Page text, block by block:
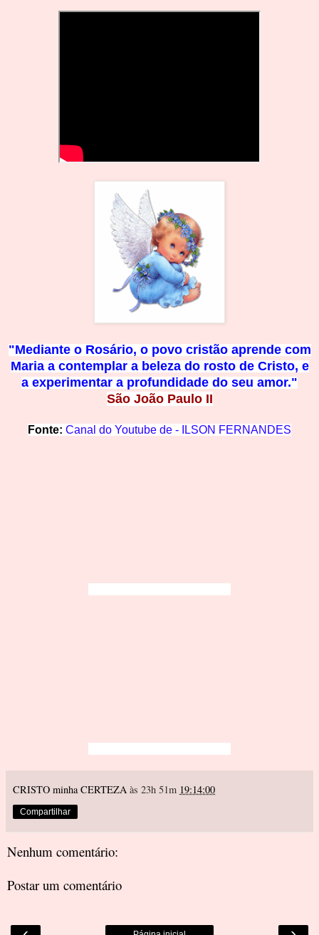
"Mediante o Rosário, o povo cristão aprende com
Maria a contemplar a beleza do rosto de Cristo, e
a experimentar a profundidade do seu amor."
São João Paulo II
Fonte: Canal do Youtube de - ILSON FERNAN DES
CRISTO minha CERTEZA às 23h 51m 19:14:00
Compartilhar
Nenhum comentário:
Postar um comentário